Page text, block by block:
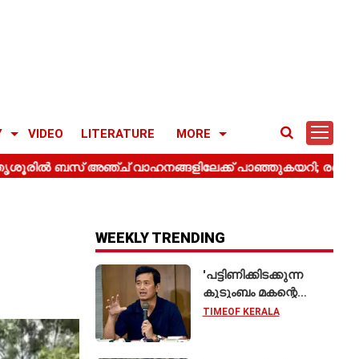
VIDEO LITERATURE MORE
WEEKLY TRENDING
'പട്ടിണിക്കിടക്കുന്ന
കുടുംബം മകന്റെ
വിവാഹത്തിന് ഷാരൂഖ്
TIMEOF KERALA